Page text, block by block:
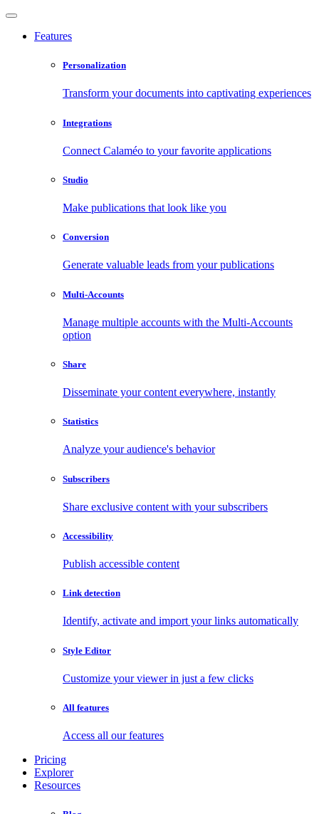
Features
Personalization
Transform your documents into captivating experiences
Integrations
Connect Calaméo to your favorite applications
Studio
Make publications that look like you
Conversion
Generate valuable leads from your publications
Multi-Accounts
Manage multiple accounts with the Multi-Accounts
option
Share
Disseminate your content everywhere, instantly
Statistics
Analyze your audience's behavior
Subscribers
Share exclusive content with your subscribers
Accessibility
Publish accessible content
Link detection
Identify, activate and import your links automatically
Style Editor
Customize your viewer in just a few clicks
All features
Access all our features
Pricing
Explorer
Resources